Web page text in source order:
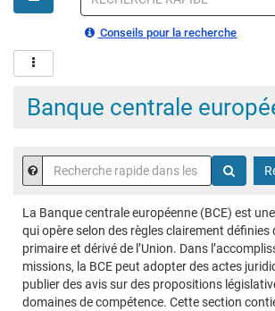
Recherche
Conseils pour la recherche
Banque centrale
Recherche
rapide
les
documents
de
la
BCE
Aide
La Banque centrale européenne (BCE) est
qui opère selon des règles clairement définies
primaire et dérivé de l’Union. Dans
missions, la BCE peut adopter des actes
publier des avis sur des propositions
domaines de compétence. Cette section